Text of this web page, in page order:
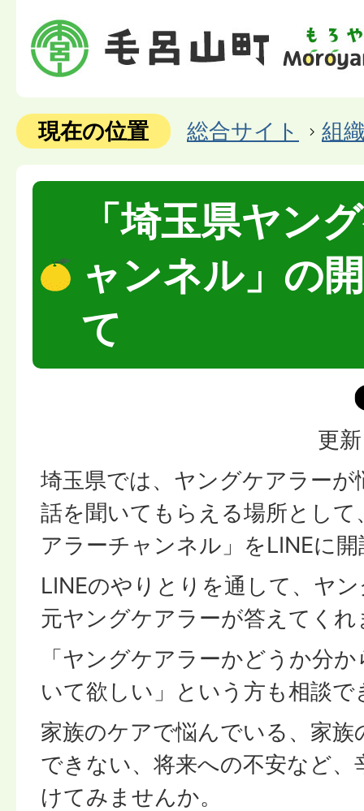
現在の位置 総合サイト 組
「埼玉県ヤン
ャンネル」の
て
更
埼玉県では、ヤングケアラー
話を聞いてもらえる場所とし
アラーチャンネル」をLINEに
LINEのやりとりを通して、ヤ
元ヤングケアラーが答えてくれ
「ヤングケアラーかどうか分
いて欲しい」という方も相談で
家族のケアで悩んでいる、家
できない、将来への不安など、
けてみませんか。